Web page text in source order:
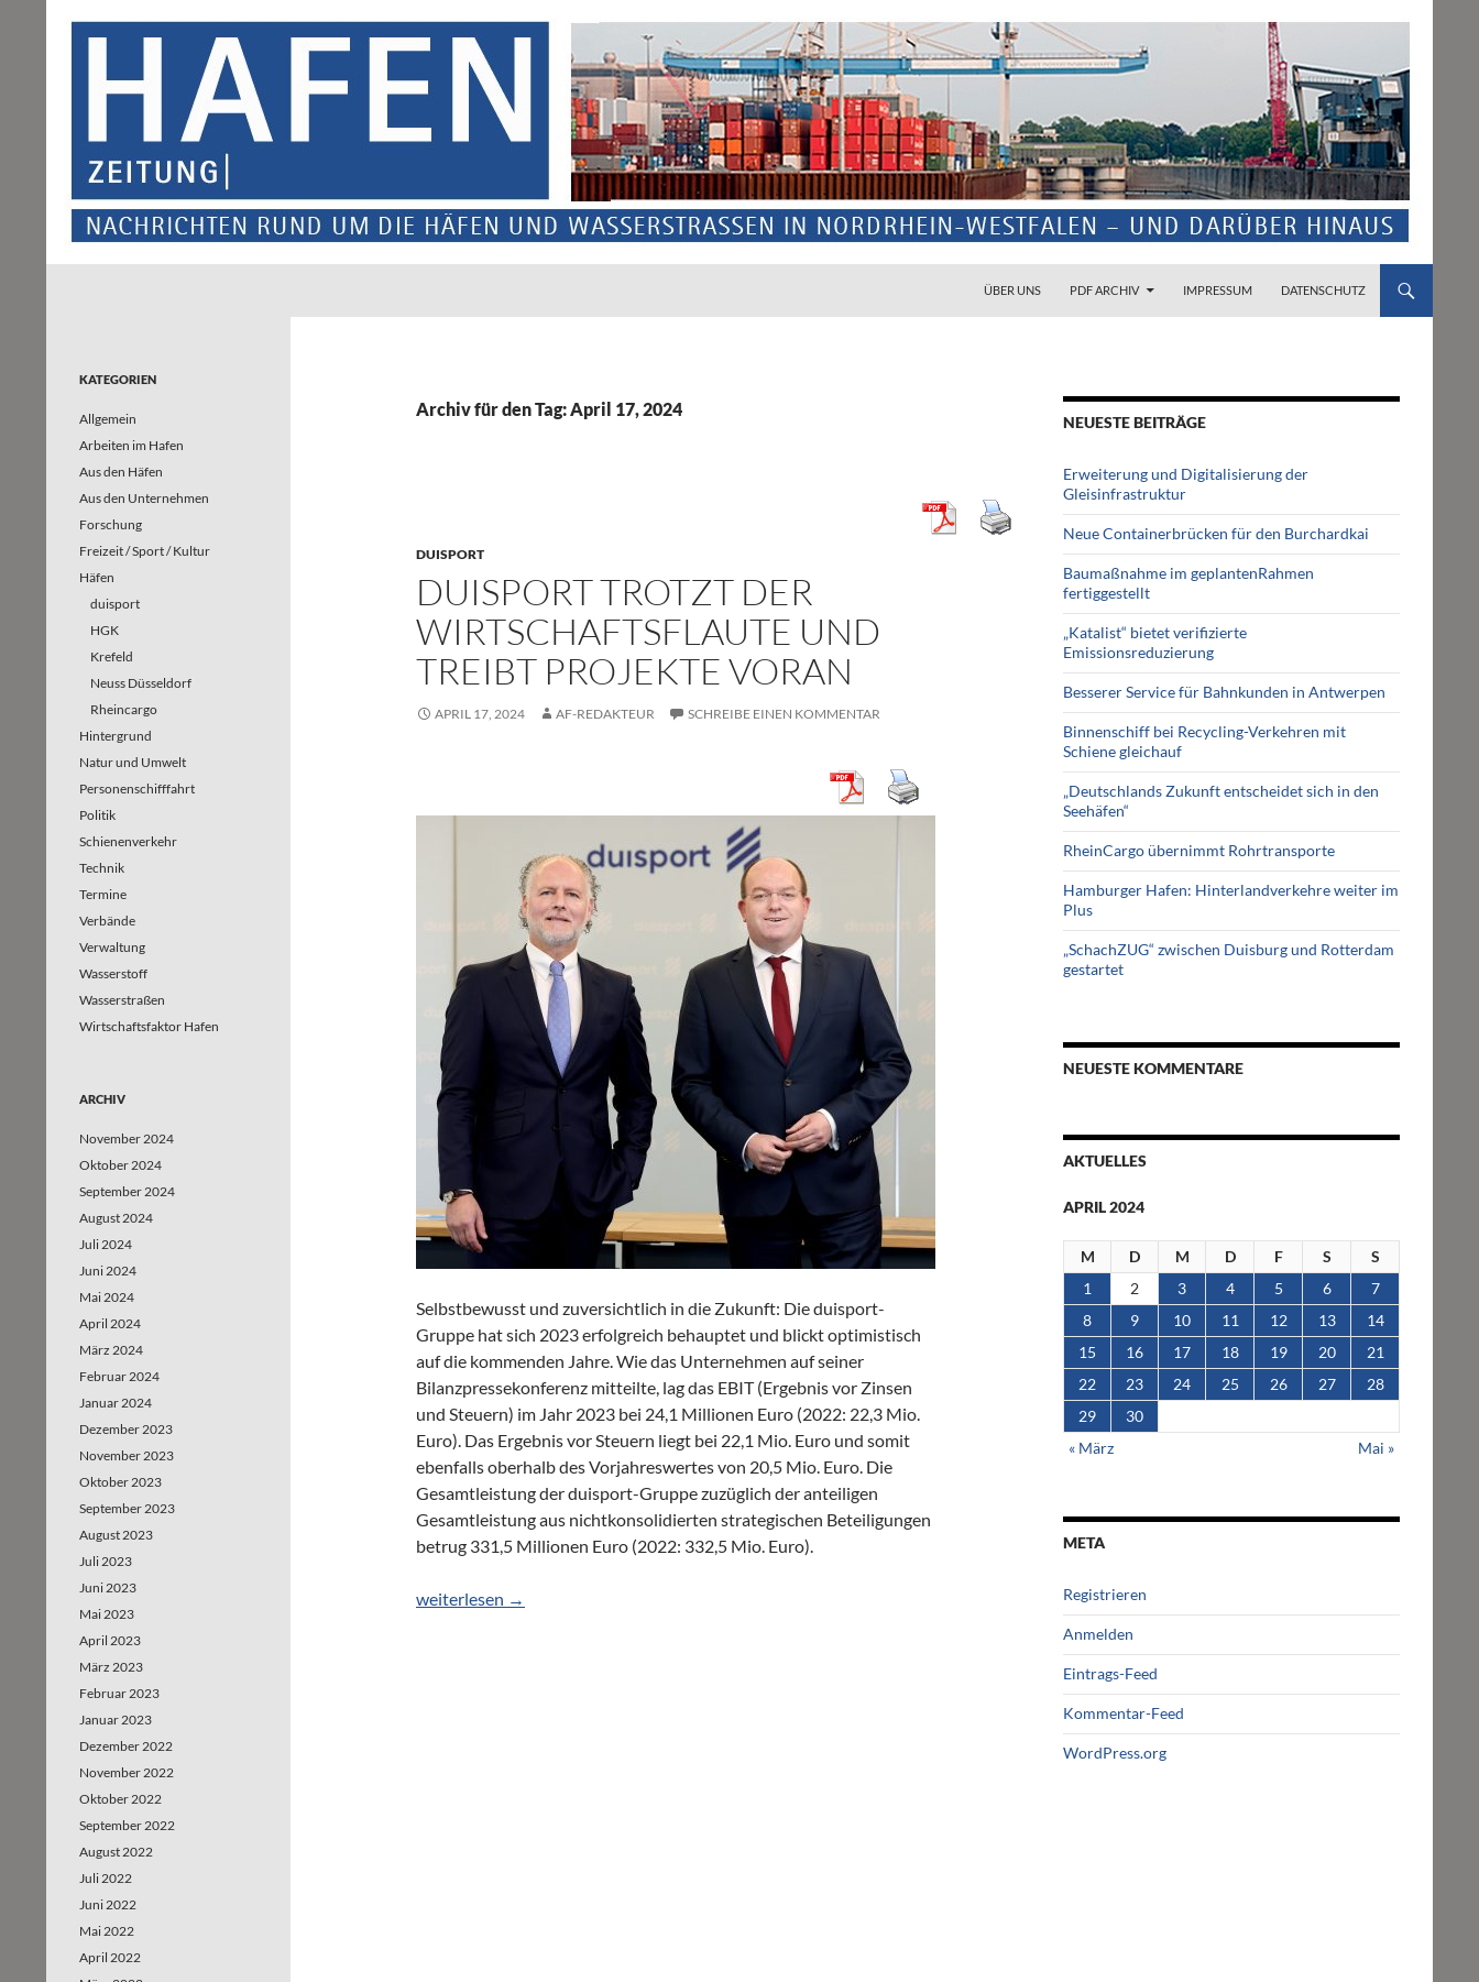
ÜBER UNS
PDF ARCHIV IMPRESSUM DATENSCHUTZ
Archiv für den Tag: April 17, 2024
DUISPORT
DUISPORT TROTZT DER
WIRTSCHAFTSFLAUTE UND
TREIBT PROJEKTE VORAN
APRIL 17, 2024 AF-REDAKTEUR SCHREIBE EINEN KOMMENTAR
Selbstbewusst und zuversichtlich in die Zukunft: Die duisport-
Gruppe hat sich 2023 erfolgreich behauptet und blickt optimistisch
auf die kommenden Jahre. Wie das Unternehmen auf seiner
Bilanzpressekonferenz mitteilte, lag das EBIT (Ergebnis vor Zinsen
und Steuern) im Jahr 2023 bei 24,1 Millionen Euro (2022: 22,3 Mio.
Euro). Das Ergebnis vor Steuern liegt bei 22,1 Mio. Euro und somit
ebenfalls oberhalb des Vorjahreswertes von 20,5 Mio. Euro. Die
Gesamtleistung der duisport-Gruppe zuzüglich der anteiligen
Gesamtleistung aus nichtkonsolidierten strategischen Beteiligungen
betrug 331,5 Millionen Euro (2022: 332,5 Mio. Euro).
duisport trotzt der Wirtschaftsflaute und treibt Projekte voran
weiterlesen →
NEUESTE BEITRÄGE
Erweiterung und Digitalisierung der
Gleisinfrastruktur
Neue Containerbrücken für den Burchardkai
Baumaßnahme im geplantenRahmen
fertiggestellt
„Katalist“ bietet verifizierte
Emissionsreduzierung
Besserer Service für Bahnkunden in Antwerpen
Binnenschiff bei Recycling-Verkehren mit
Schiene gleichauf
„Deutschlands Zukunft entscheidet sich in den
Seehäfen“
RheinCargo übernimmt Rohrtransporte
Hamburger Hafen: Hinterlandverkehre weiter im
Plus
„SchachZUG“ zwischen Duisburg und Rotterdam
gestartet
NEUESTE KOMMENTARE
AKTUELLES
APRIL 2024
M D M D F S
S
1
2 3 4 5 6
7
8
9 10 11 12 13
14
15
16 17 18 19 20
21
22
23 24 25 26 27
28
29
30
« März
Mai »
META
Registrieren
Anmelden
Eintrags-Feed
Kommentar-Feed
WordPress.org
KATEGORIEN
Allgemein
Arbeiten im Hafen
Aus den Häfen
Aus den Unternehmen
Forschung
Freizeit / Sport / Kultur
Häfen
duisport
HGK
Krefeld
Neuss Düsseldorf
Rheincargo
Hintergrund
Natur und Umwelt
Personenschifffahrt
Politik
Schienenverkehr
Technik
Termine
Verbände
Verwaltung
Wasserstoff
Wasserstraßen
Wirtschaftsfaktor Hafen
ARCHIV
November 2024
Oktober 2024
September 2024
August 2024
Juli 2024
Juni 2024
Mai 2024
April 2024
März 2024
Februar 2024
Januar 2024
Dezember 2023
November 2023
Oktober 2023
September 2023
August 2023
Juli 2023
Juni 2023
Mai 2023
April 2023
März 2023
Februar 2023
Januar 2023
Dezember 2022
November 2022
Oktober 2022
September 2022
August 2022
Juli 2022
Juni 2022
Mai 2022
April 2022